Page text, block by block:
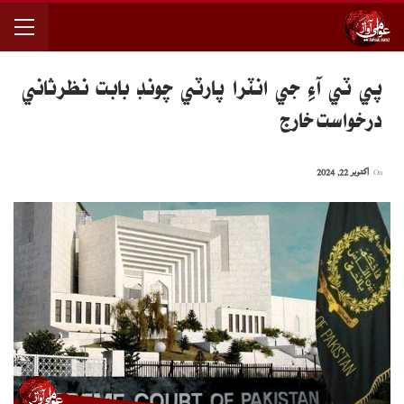
پي ٽي آءِ جي انٽرا پارٽي چونڊ بابت نظرثاني
درخواست خارج
اکتوبر 22, 2024